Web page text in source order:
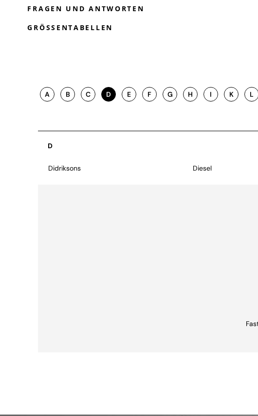
FRAGEN UND ANTWORTEN
GRÖSSENTABELLEN
A B C D E F G H I K L
D
Didriksons Diesel